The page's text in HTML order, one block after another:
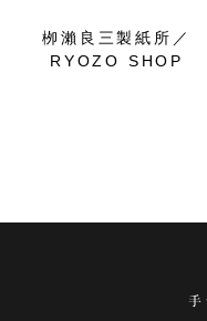
栁瀨良三製紙所／
RYOZO SHOP